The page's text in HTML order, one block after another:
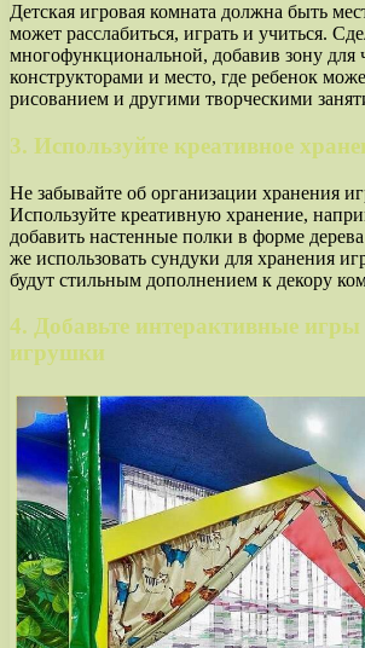
Детская игровая комната должна быть
может расслабиться, играть и учиться.
многофункциональной, добавив зону для
конструкторами и место, где ребенок
рисованием и другими творческими
3. Используйте креативное
Не забывайте об организации хранения
Используйте креативную хранение,
добавить настенные полки в форме
же использовать сундуки для хранения
будут стильным дополнением к декору
4. Добавьте интерактивные
игрушки